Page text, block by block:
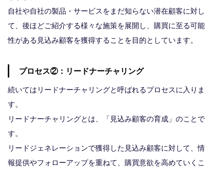
自社や自社の製品・サービスをまだ知らない潜在顧客に対し
て、後ほどご紹介する様々な施策を展開し、購買に至る可能
性がある見込み顧客を獲得することを目的としています。
プロセス②：リードナーチャリング
続いてはリードナーチャリングと呼ばれるプロセスに入りま
す。
リードナーチャリングとは、「見込み顧客の育成」のことで
す。
リードジェネレーションで獲得した見込み顧客に対して、情
報提供やフォローアップを重ねて、購買意欲を高めていくこ